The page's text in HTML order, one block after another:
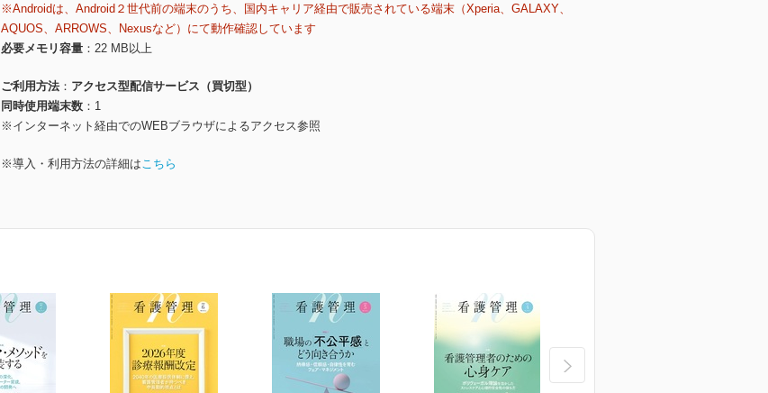
※Androidは、Android２世代前の端末のうち、国内キャリア経由で販売されている端末（Xperia、GALAXY、
AQUOS、ARROWS、Nexusなど）にて動作確認しています
必要メモリ容量
22 MB以上
ご利用方法
アクセス型配信サービス（買切型）
同時使用端末数
1
※インターネット経由でのWEBブラウザによるアクセス参照
※導入・利用方法の詳細はこちら